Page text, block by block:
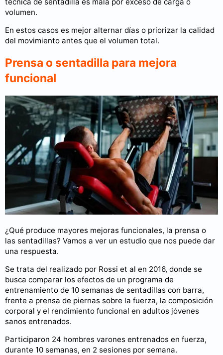
volumen.
En estos casos es mejor alternar días o priorizar la calidad
del movimiento antes que el volumen total.
Prensa o sentadilla para mejora
funcional
¿Qué produce mayores mejoras funcionales, la prensa o
las sentadillas? Vamos a ver un estudio que nos puede dar
una respuesta.
Se trata del realizado por Rossi et al en 2016, donde se
busca comparar los efectos de un programa de
entrenamiento de 10 semanas de sentadillas con barra,
frente a prensa de piernas sobre la fuerza, la composición
corporal y el rendimiento funcional en adultos jóvenes
sanos entrenados.
Participaron 24 hombres varones entrenados en fuerza,
durante 10 semanas, en 2 sesiones por semana.